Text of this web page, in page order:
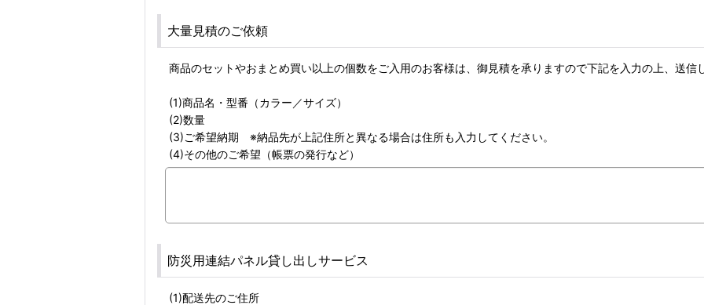
大量見積のご依頼
商品のセットやおまとめ買い以上の個数をご入用のお客様は、御見積を承りますので下記を入力の上、送信
(1)商品名・型番（カラー／サイズ）
(2)数量
(3)ご希望納期 ※納品先が上記住所と異なる場合は住所も入力してください。
(4)その他のご希望（帳票の発行など）
防災用連結パネル貸し出しサービス
(1)配送先のご住所